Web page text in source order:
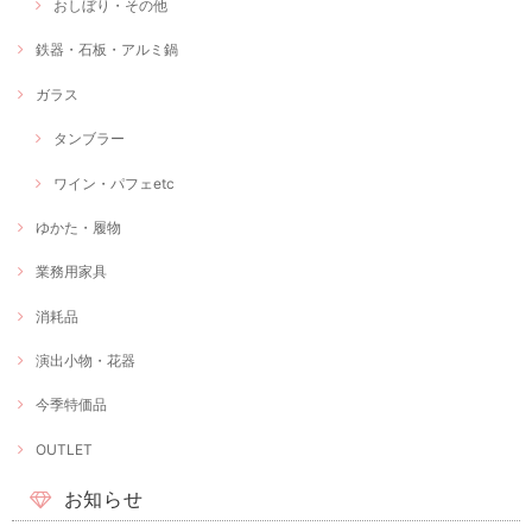
おしぼり・その他
鉄器・石板・アルミ鍋
ガラス
タンブラー
ワイン・パフェetc
ゆかた・履物
業務用家具
消耗品
演出小物・花器
今季特価品
OUTLET
お知らせ